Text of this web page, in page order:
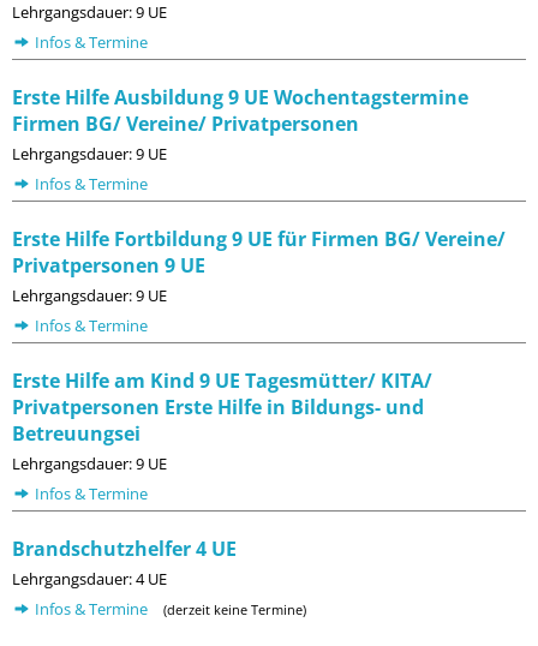
Lehrgangsdauer: 9 UE
Infos & Termine
Erste Hilfe Ausbildung 9 UE Wochentagstermine
Firmen BG/ Vereine/ Privatpersonen
Lehrgangsdauer: 9 UE
Infos & Termine
Erste Hilfe Fortbildung 9 UE für Firmen BG/ Vereine/
Privatpersonen 9 UE
Lehrgangsdauer: 9 UE
Infos & Termine
Erste Hilfe am Kind 9 UE Tagesmütter/ KITA/
Privatpersonen Erste Hilfe in Bildungs- und
Betreuungsei
Lehrgangsdauer: 9 UE
Infos & Termine
Brandschutzhelfer 4 UE
Lehrgangsdauer: 4 UE
Infos & Termine
(derzeit keine Termine)